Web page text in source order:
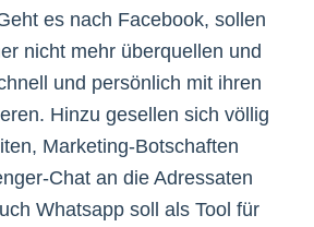
es nach Facebook, sollen
nicht mehr überquellen und
und persönlich mit ihren
Hinzu gesellen sich völlig
Marketing-Botschaften
Chat an die Adressaten
Whatsapp soll als Tool für